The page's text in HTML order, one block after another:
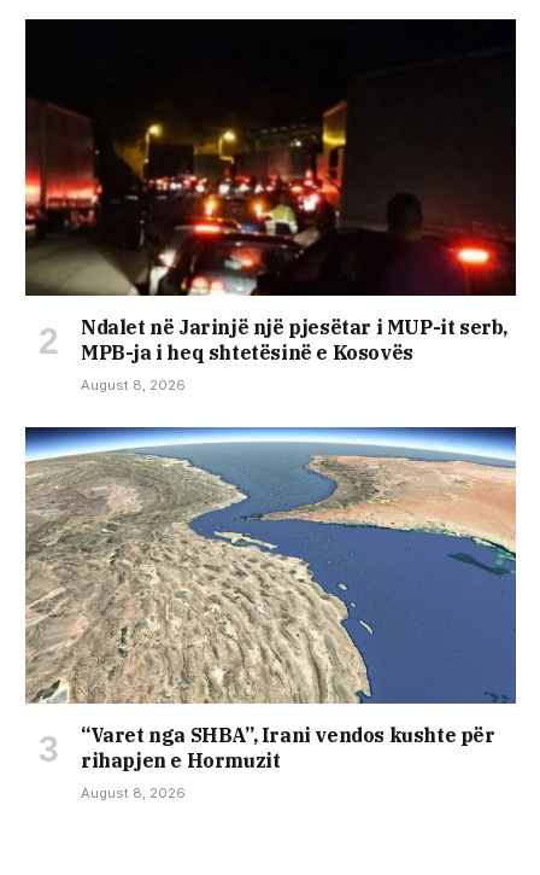
Ndalet në Jarinjë një pjesëtar i MUP-it serb,
MPB-ja i heq shtetësinë e Kosovës
August 8, 2026
“Varet nga SHBA”, Irani vendos kushte për
rihapjen e Hormuzit
August 8, 2026